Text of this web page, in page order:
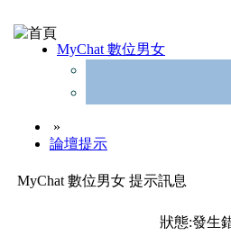
MyChat 數位男女
»
論壇提示
MyChat 數位男女 提示訊息
狀態:發生